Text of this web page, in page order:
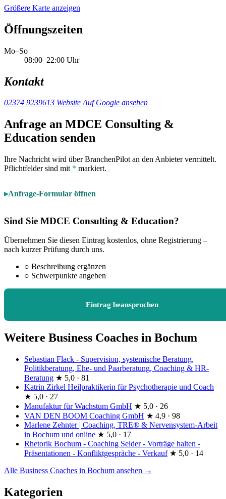
Größere Karte anzeigen
Öffnungszeiten
Mo–So
08:00–22:00 Uhr
Kontakt
02374 9239613 Website Auf Google ansehen
Anfrage an MDCE Consulting &
Education senden
Ihre Nachricht wird über BranchenPilot an den Anbieter vermittelt.
Pflichtfelder sind mit * markiert.
Anfrage-Formular öffnen
Sind Sie MDCE Consulting & Education?
Übernehmen Sie diesen Eintrag kostenlos, ohne Registrierung –
nach kurzer Prüfung durch uns.
○ Beschreibung ergänzen
○ Schwerpunkte angeben
Eintrag beanspruchen
Weitere Business Coaches in Bochum
Sebastian Flack - Supervision, systemische Beratung,
Politikberatung, Ehe- und Paarberatung, Coaching & HR-
Beratung ★ 5,0 · 81
Katrin Zirkel Heilpraktikerin für Psychotherapie und Coach
★ 5,0 · 27
Manufaktur für Wachstum GmbH ★ 5,0 · 26
VAN DEN BOOM Coaching GmbH ★ 4,9 · 98
Marlene Zehnter | Coaching, TRE® & Nervensystem-Arbeit
in Bochum und online ★ 5,0 · 17
Rhetorik Bochum - Coaching Seider - Vorträge halten -
Präsentationen - Konfliktgespräche - Verkauf ★ 5,0 · 14
Alle Business Coaches in Bochum ansehen →
Kategorien